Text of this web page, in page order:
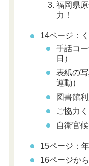
福岡県
力！
14ページ：
手話コ
日）
表紙の
運動）
図書館
ご協力
自衛官
15ページ：
16ページか